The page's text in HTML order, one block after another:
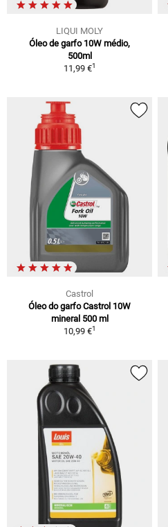
LIQUI MOLY
Óleo de garfo 10W médio,
500ml
11,99 €1
Castrol
Óleo do garfo Castrol 10W
mineral 500 ml
10,99 €1